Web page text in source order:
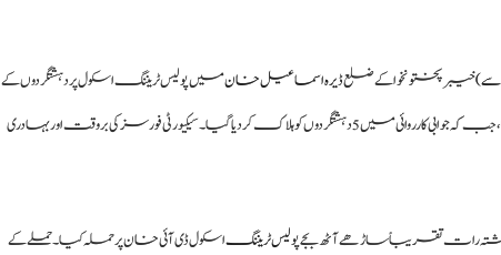
سے)خیبرپختونخوا کے ضلعڈیرہ اسماعیل خانمیں پولیس ٹریننگ اسکول پر دہشتگردوں کے
حملے میں 7 بہادر اہلکاروں نے جامِ شہادت نوش کیا، جب کہ جوابی کارروائی میں 5 دہشتگردوں کو ہلاک کر دیا گیا۔ سیکیورٹی فورسز کی بروقت اور بہادری
رات تقریباً ساڑھے آٹھ بجے پولیس ٹریننگاسکول ڈی آئی خان پر حملہ کیا۔ حملے کے